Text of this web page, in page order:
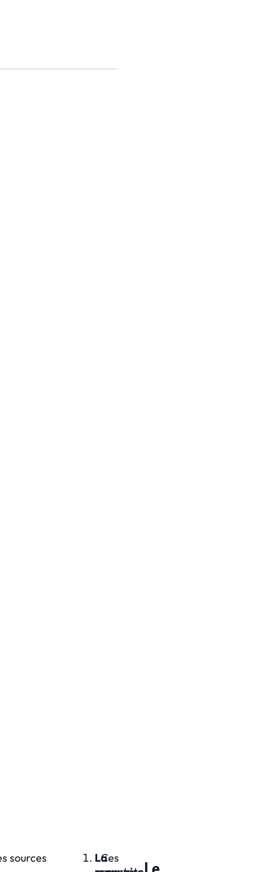
sources
LaCes